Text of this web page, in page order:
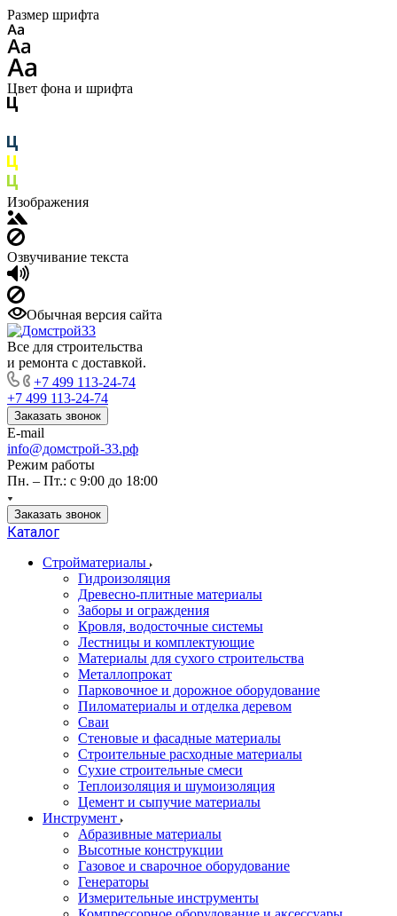
Размер шрифта
Цвет фона и шрифта
Изображения
Озвучивание текста
Обычная версия сайта
Все для строительства
и ремонта с доставкой.
+7 499 113-24-74
+7 499 113-24-74
Заказать звонок
E-mail
info@домстрой-33.рф
Режим работы
Пн. – Пт.: с 9:00 до 18:00
Заказать звонок
Каталог
Стройматериалы
Гидроизоляция
Древесно-плитные материалы
Заборы и ограждения
Кровля, водосточные системы
Лестницы и комплектующие
Материалы для сухого строительства
Металлопрокат
Парковочное и дорожное оборудование
Пиломатериалы и отделка деревом
Сваи
Стеновые и фасадные материалы
Строительные расходные материалы
Сухие строительные смеси
Теплоизоляция и шумоизоляция
Цемент и сыпучие материалы
Инструмент
Абразивные материалы
Высотные конструкции
Газовое и сварочное оборудование
Генераторы
Измерительные инструменты